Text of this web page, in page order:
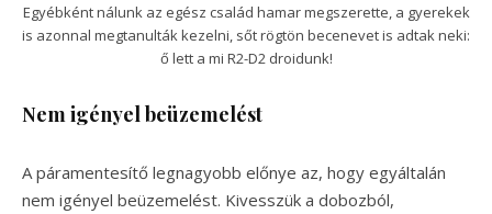
Egyébként nálunk az egész család hamar megszerette, a gyerekek
is azonnal megtanulták kezelni, sőt rögtön becenevet is adtak neki:
ő lett a mi R2-D2 droidunk!
Nem igényel beüzemelést
A páramentesítő legnagyobb előnye az, hogy egyáltalán
nem igényel beüzemelést. Kivesszük a dobozból,